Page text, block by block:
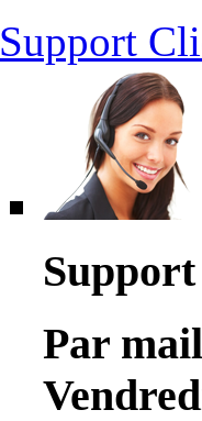
Support
Par